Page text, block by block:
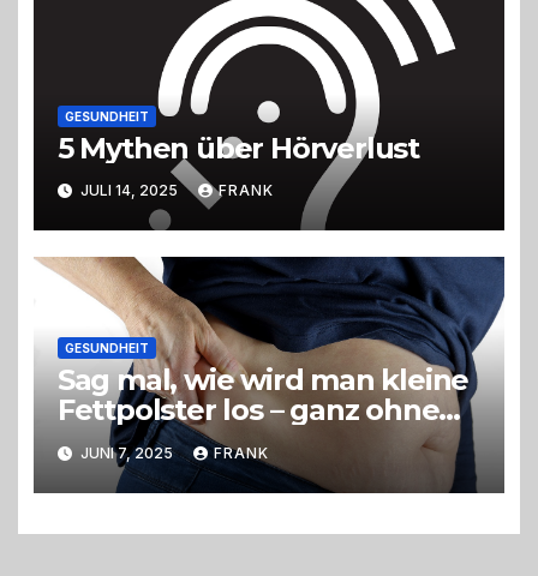
GESUNDHEIT
5 Mythen über Hörverlust
JULI 14, 2025 FRANK
GESUNDHEIT
Sag mal, wie wird man kleine
Fettpolster los – ganz ohne
OP?
JUNI 7, 2025 FRANK